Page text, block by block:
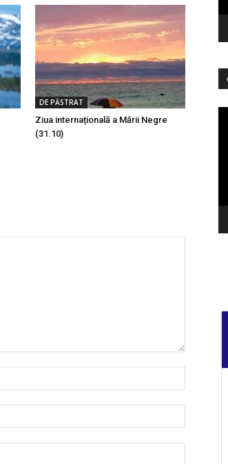
DE PĂSTRAT
Ziua internațională a Mării Negre
(31.10)